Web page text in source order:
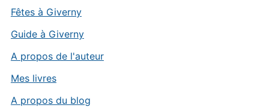
Fêtes à Giverny
Guide à Giverny
A propos de l'auteur
Mes livres
A propos du blog